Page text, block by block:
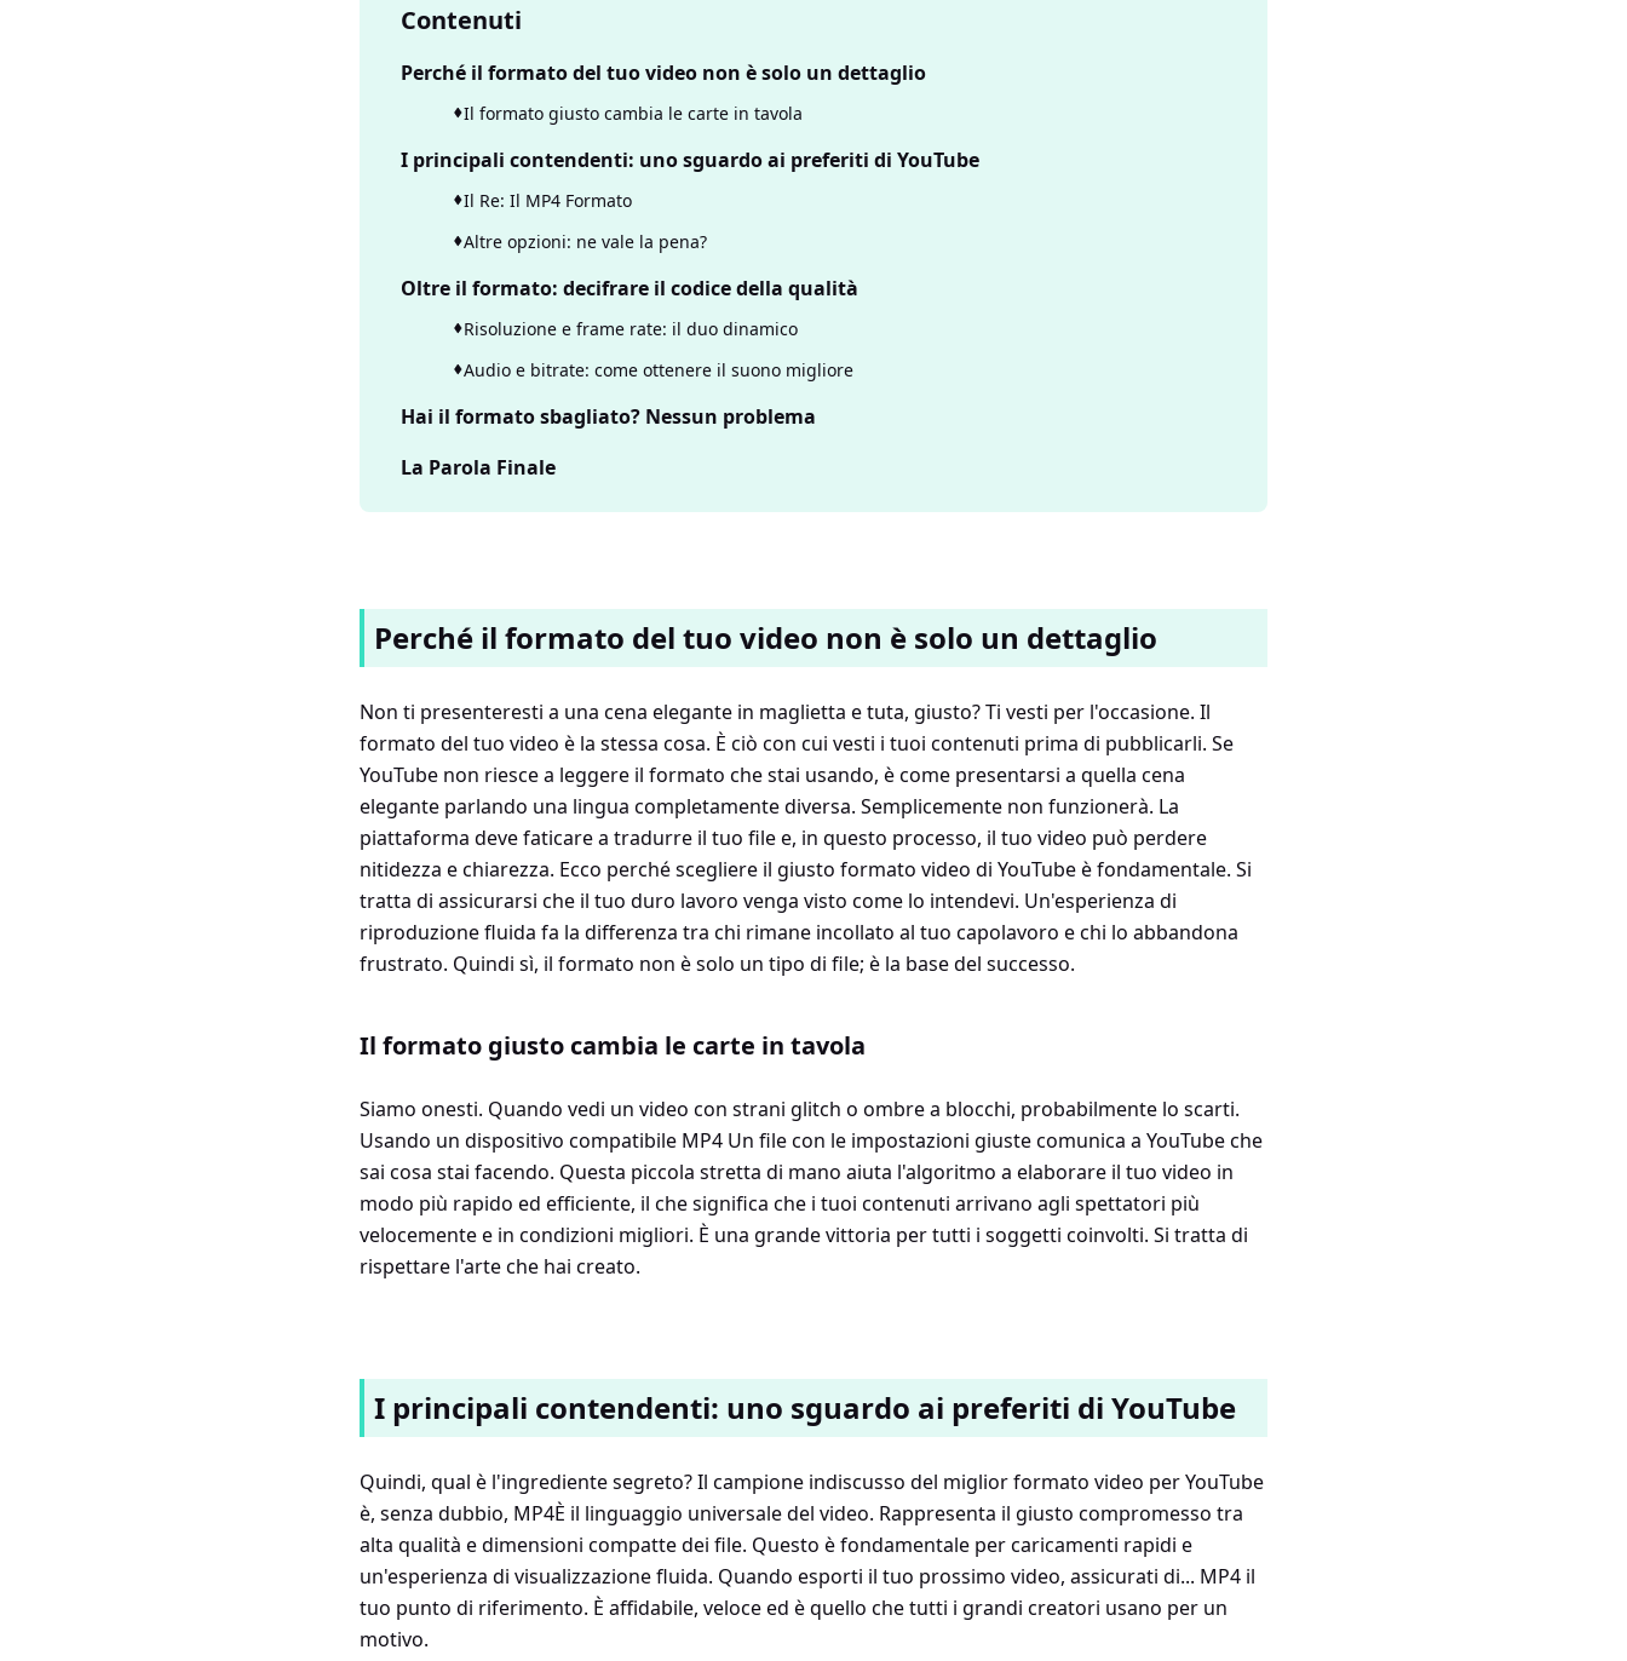
Contenuti
Perché il formato del tuo video non è solo un dettaglio
Il formato giusto cambia le carte in tavola
I principali contendenti: uno sguardo ai preferiti di YouTube
Il Re: Il MP4 Formato
Altre opzioni: ne vale la pena?
Oltre il formato: decifrare il codice della qualità
Risoluzione e frame rate: il duo dinamico
Audio e bitrate: come ottenere il suono migliore
Hai il formato sbagliato? Nessun problema
La Parola Finale
Perché il formato del tuo video non è solo un dettaglio
Non ti presenteresti a una cena elegante in maglietta e tuta, giusto? Ti vesti per l'occasione. Il
formato del tuo video è la stessa cosa. È ciò con cui vesti i tuoi contenuti prima di pubblicarli. Se
YouTube non riesce a leggere il formato che stai usando, è come presentarsi a quella cena
elegante parlando una lingua completamente diversa. Semplicemente non funzionerà. La
piattaforma deve faticare a tradurre il tuo file e, in questo processo, il tuo video può perdere
nitidezza e chiarezza. Ecco perché scegliere il giusto formato video di YouTube è fondamentale. Si
tratta di assicurarsi che il tuo duro lavoro venga visto come lo intendevi. Un'esperienza di
riproduzione fluida fa la differenza tra chi rimane incollato al tuo capolavoro e chi lo abbandona
frustrato. Quindi sì, il formato non è solo un tipo di file; è la base del successo.
Il formato giusto cambia le carte in tavola
Siamo onesti. Quando vedi un video con strani glitch o ombre a blocchi, probabilmente lo scarti.
Usando un dispositivo compatibile MP4 Un file con le impostazioni giuste comunica a YouTube che
sai cosa stai facendo. Questa piccola stretta di mano aiuta l'algoritmo a elaborare il tuo video in
modo più rapido ed efficiente, il che significa che i tuoi contenuti arrivano agli spettatori più
velocemente e in condizioni migliori. È una grande vittoria per tutti i soggetti coinvolti. Si tratta di
rispettare l'arte che hai creato.
I principali contendenti: uno sguardo ai preferiti di YouTube
Quindi, qual è l'ingrediente segreto? Il campione indiscusso del miglior formato video per YouTube
è, senza dubbio, MP4È il linguaggio universale del video. Rappresenta il giusto compromesso tra
alta qualità e dimensioni compatte dei file. Questo è fondamentale per caricamenti rapidi e
un'esperienza di visualizzazione fluida. Quando esporti il ​​tuo prossimo video, assicurati di... MP4 il
tuo punto di riferimento. È affidabile, veloce ed è quello che tutti i grandi creatori usano per un
motivo.